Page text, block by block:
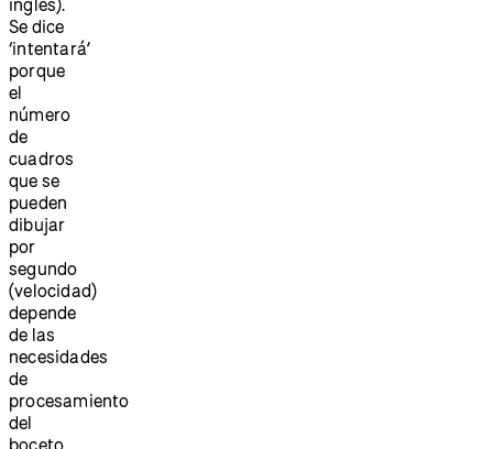
inglés).
Se dice
‘intentará’
porque
el
número
de
cuadros
que se
pueden
dibujar
por
segundo
(velocidad)
depende
de las
necesidades
de
procesamiento
del
boceto